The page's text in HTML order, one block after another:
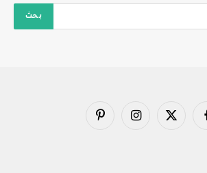
X
الانستغرامبينتيريست